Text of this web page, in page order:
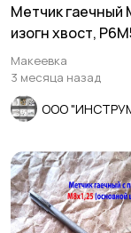
Метчик гаечный
изогн хвост,
мм, осн шаг, СССР.
Макеевка
3 месяца назад